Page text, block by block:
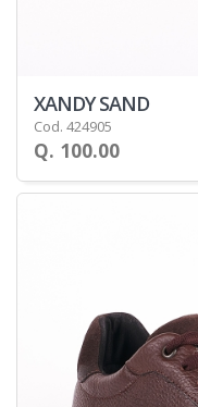
XANDY SAND
Cod. 424905
Q. 100.00